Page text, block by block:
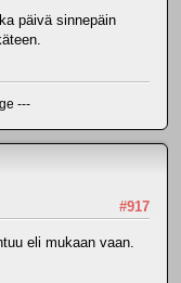
päivä sinnepäin
---
#917
eli mukaan vaan.